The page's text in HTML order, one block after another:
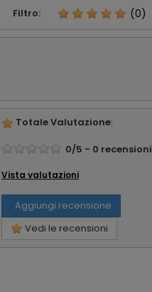
Filtro: (0)
Totale Valutazione:
0/5 - 0 recensioni
Vista valutazioni
Aggiungi recensione
Vedi le recensioni